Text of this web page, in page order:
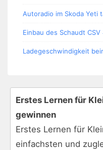
Autoradio im Skoda Yeti
Einbau des Schaudt
Ladegeschwindigkeit
Erstes Lernen für
gewinnen
Erstes Lernen für
einfachsten und